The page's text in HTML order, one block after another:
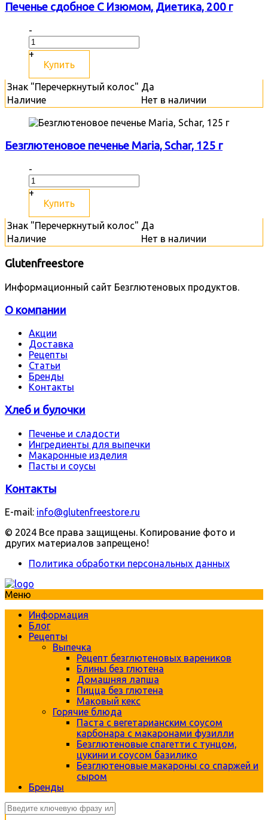
Печенье сдобное С Изюмом, Диетика, 200 г
-
+
Купить
Знак "Перечеркнутый колос" Да
Наличие
Нет в наличии
Безглютеновое печенье Maria, Schar, 125 г
-
+
Купить
Знак "Перечеркнутый колос" Да
Наличие
Нет в наличии
Glutenfreestore
Информационный сайт Безглютеновых продуктов.
О компании
Акции
Доставка
Рецепты
Статьи
Бренды
Контакты
Хлеб и булочки
Печенье и сладости
Ингредиенты для выпечки
Макаронные изделия
Пасты и соусы
Контакты
E-mail: info@glutenfreestore.ru
© 2024 Все права защищены. Копирование фото и
других материалов запрещено!
Политика обработки персональных данных
Меню
Информация
Блог
Рецепты
Выпечка
Рецепт безглютеновых вареников
Блины без глютена
Домашняя лапша
Пицца без глютена
Маковый кекс
Горячие блюда
Паста с вегетарианским соусом
карбонара с макаронами фузилли
Безглютеновые спагетти с тунцом,
цукини и соусом базилико
Безглютеновые макароны со спаржей и
сыром
Бренды